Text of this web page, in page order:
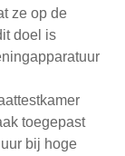
ze op de
doel is
toegepast
bij hoge